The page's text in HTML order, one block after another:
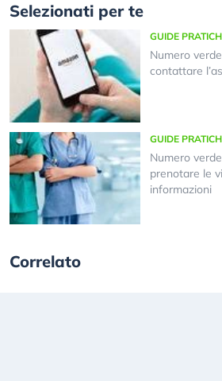
Selezionati per te
GUIDE
Numero
contattare
GUIDE
Numero
prenotare le
informazioni
Correlato